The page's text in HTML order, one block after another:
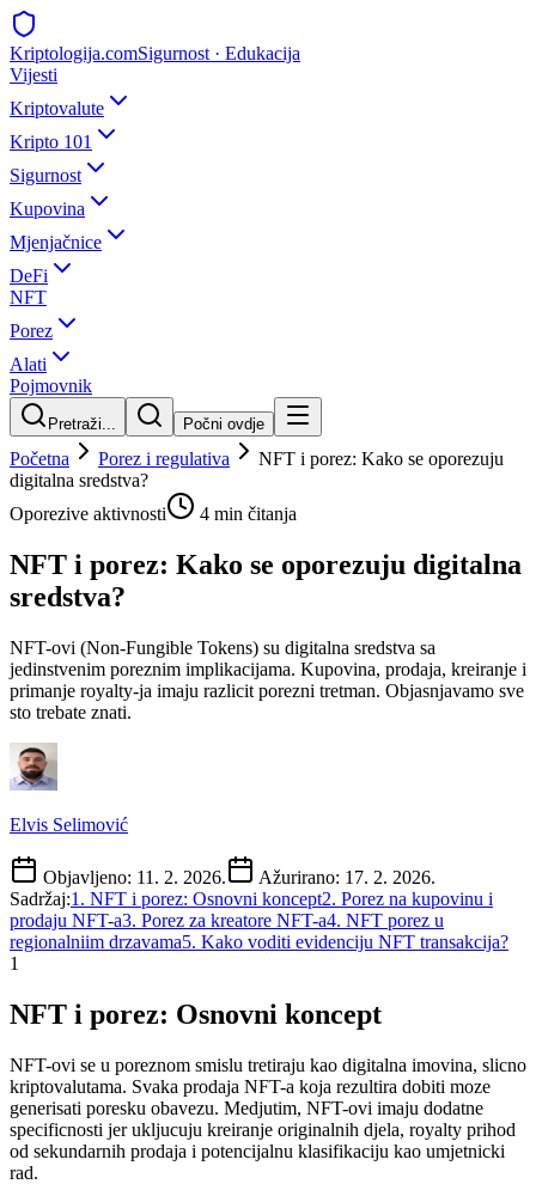
Kriptologija.comSigurnost · Edukacija
Vijesti
Kriptovalute
Kripto 101
Sigurnost
Kupovina
Mjenjačnice
DeFi
NFT
Porez
Alati
Pojmovnik
Pretraži... Počni ovdje
Početna Porez i regulativa
NFT i porez: Kako se oporezuju
digitalna sredstva?
Oporezive aktivnosti
4 min čitanja
NFT i porez: Kako se oporezuju digitalna
sredstva?
NFT-ovi (Non-Fungible Tokens) su digitalna sredstva sa
jedinstvenim poreznim implikacijama. Kupovina, prodaja, kreiranje i
primanje royalty-ja imaju razlicit porezni tretman. Objasnjavamo sve
sto trebate znati.
Elvis Selimović
Objavljeno: 11. 2. 2026. Ažurirano: 17. 2. 2026.
Sadržaj:1 . NFT i porez: Osnovni koncept2. Porez na kupovinu i
prodaju NFT-a3. Porez za kreatore NFT-a4. NFT porez u
regionalniim drzavama5. Kako voditi evidenciju NFT transakcija?
1
NFT i porez: Osnovni koncept
NFT-ovi se u poreznom smislu tretiraju kao digitalna imovina, slicno
kriptovalutama. Svaka prodaja NFT-a koja rezultira dobiti moze
generisati poresku obavezu. Medjutim, NFT-ovi imaju dodatne
specificnosti jer ukljucuju kreiranje originalnih djela, royalty prihod
od sekundarnih prodaja i potencijalnu klasifikaciju kao umjetnicki
rad.